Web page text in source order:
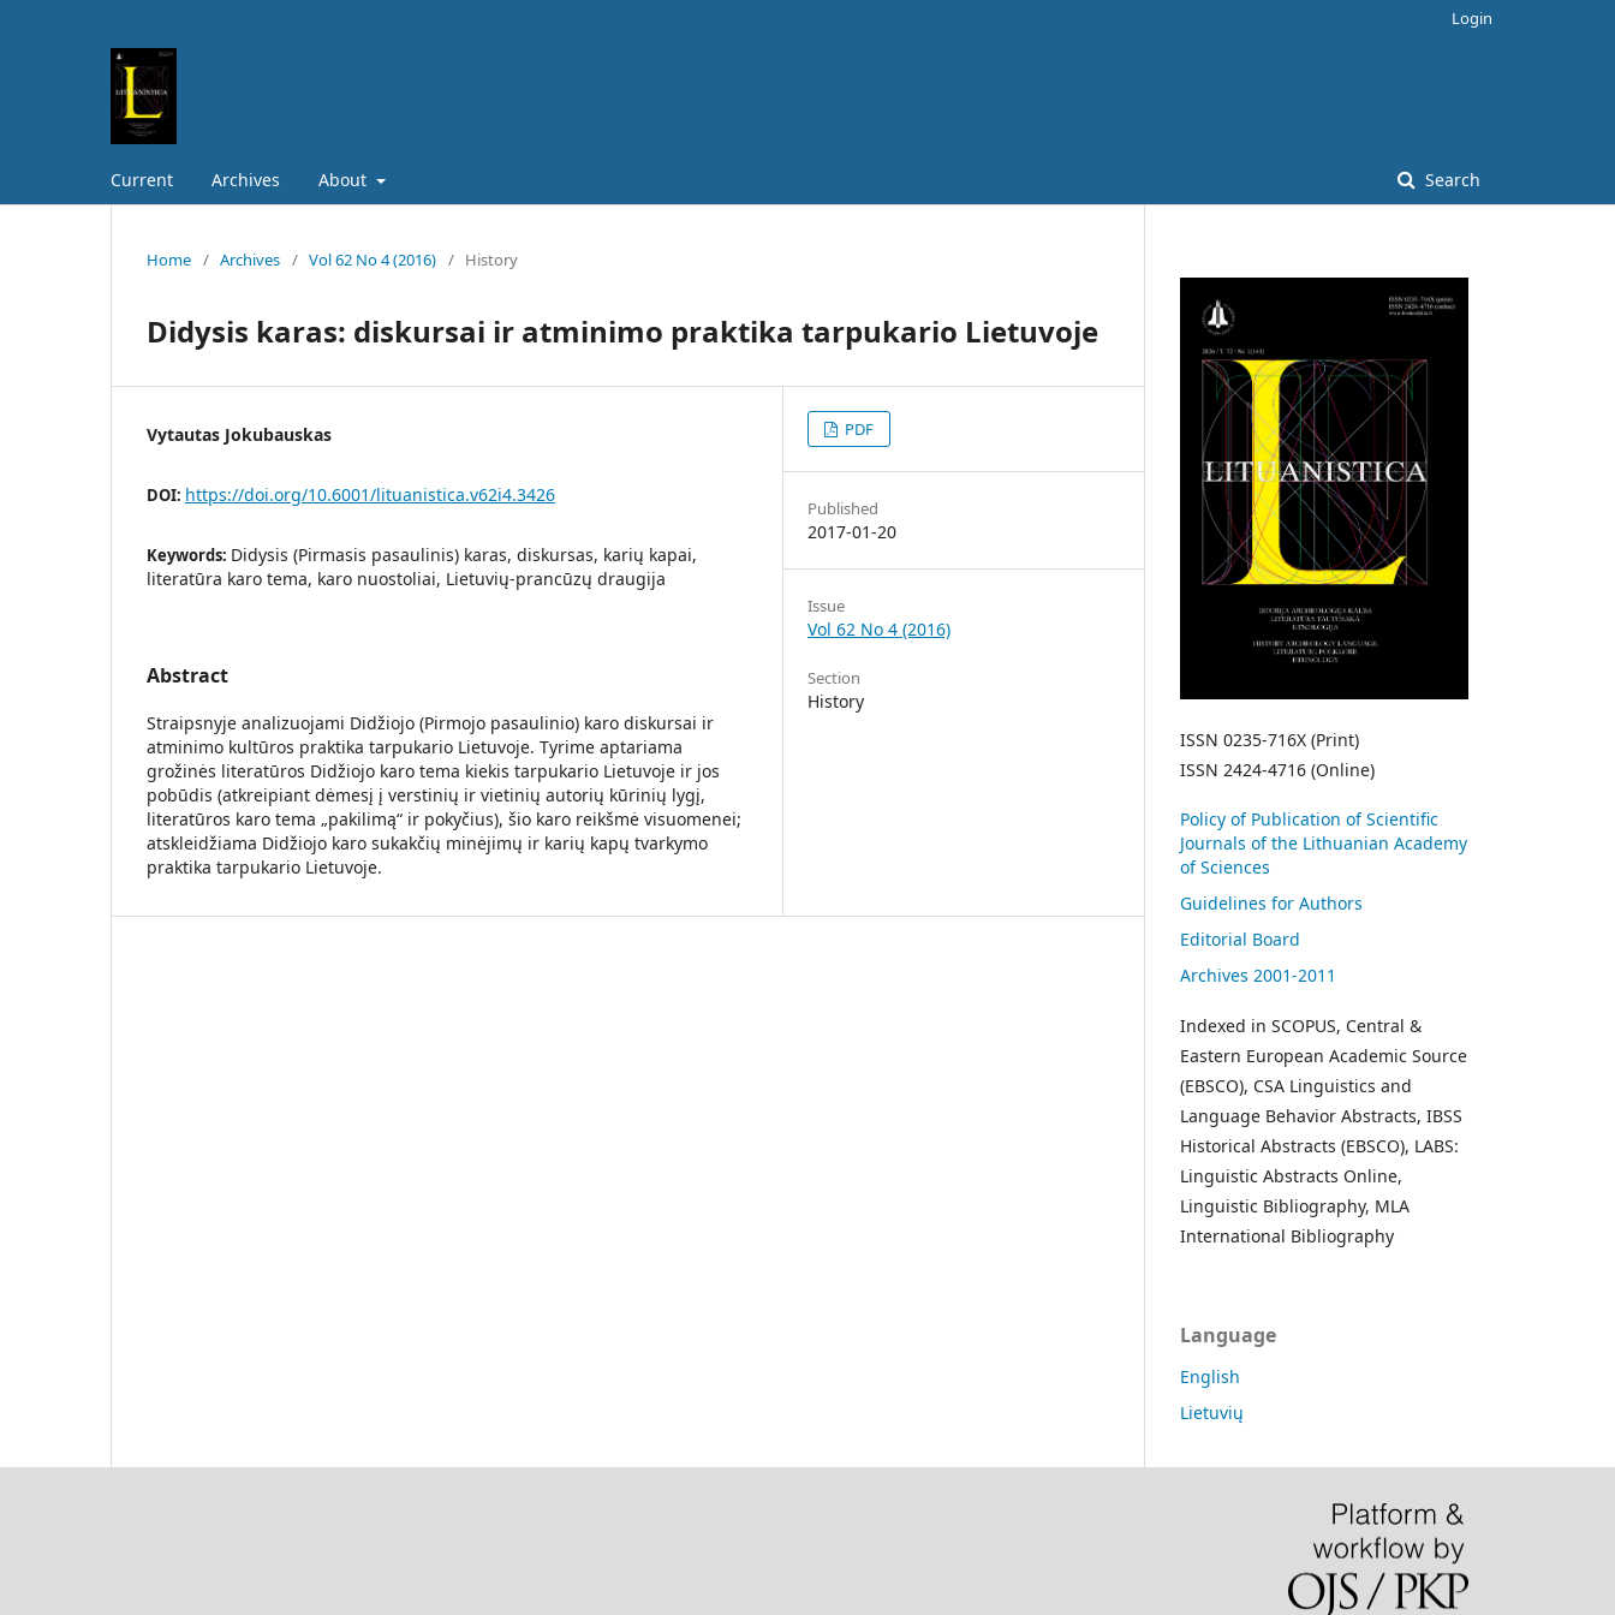
Current Archives About Search
Login
Home / Archives / Vol 62 No 4 (2016) / History
Didysis karas: diskursai ir atminimo praktika tarpukario Lietuvoje
Vytautas Jokubauskas
DOI: https://doi.org/10.6001/lituanistica.v62i4.3426
Keywords: Didysis (Pirmasis pasaulinis) karas, diskursas, karių kapai,
literatūra karo tema, karo nuostoliai, Lietuvių-prancūzų draugija
Abstract
Straipsnyje analizuojami Didžiojo (Pirmojo pasaulinio) karo diskursai ir
atminimo kultūros praktika tarpukario Lietuvoje. Tyrime aptariama
grožinės literatūros Didžiojo karo tema kiekis tarpukario Lietuvoje ir jos
pobūdis (atkreipiant dėmesį į verstinių ir vietinių autorių kūrinių lygį,
literatūros karo tema „pakilimą“ ir pokyčius), šio karo reikšmė visuomenei;
atskleidžiama Didžiojo karo sukakčių minėjimų ir karių kapų tvarkymo
praktika tarpukario Lietuvoje.
PDF
Published
2017-01-20
Issue
Vol 62 No 4 (2016)
Section
History
ISSN 0235-716X (Print)
ISSN 2424-4716 (Online)
Policy of Publication of Scientific
Journals of the Lithuanian Academy
of Sciences
Guidelines for Authors
Editorial Board
Archives 2001-2011
Indexed in SCOPUS, Central &
Eastern European Academic Source
(EBSCO), CSA Linguistics and
Language Behavior Abstracts, IBSS
Historical Abstracts (EBSCO), LABS:
Linguistic Abstracts Online,
Linguistic Bibliography, MLA
International Bibliography
Language
English
Lietuvių